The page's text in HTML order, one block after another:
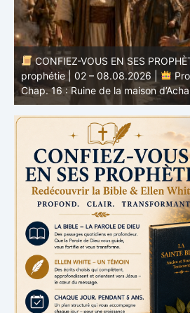
CONFIEZ-VOUS EN SES
biblique | 02.08.2026 |
Job |
voix de Dieu